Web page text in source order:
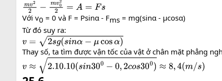
mv2 2− mv02 2= A= Fs
Với v0​ = 0 và F = Psinα - Fms​ = mg(sinα - µcosα)
Từ đó suy ra:
v=2s g(sinα−μcosα )
Thay số, ta tìm được vận tốc của vật ở chân mặt phẳng
v≈2.10.10(sin300−0,2co s300 )≈8,4(m/s